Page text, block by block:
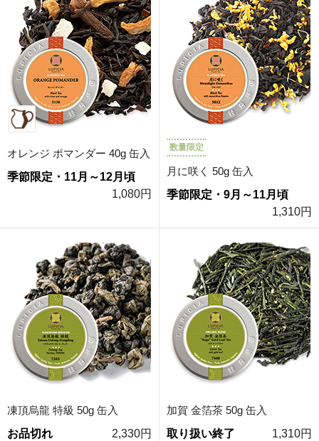
オレンジ ポマンダー 40g 缶入
季節限定・11月～12月頃
1,080円
数量限定
月に咲く 50g 缶入
季節限定・9月～11月頃
1,310円
凍頂烏龍 特級 50g 缶入
お品切れ
2,330円
加賀 金箔茶 50g 缶入
取り扱い終了
1,310円